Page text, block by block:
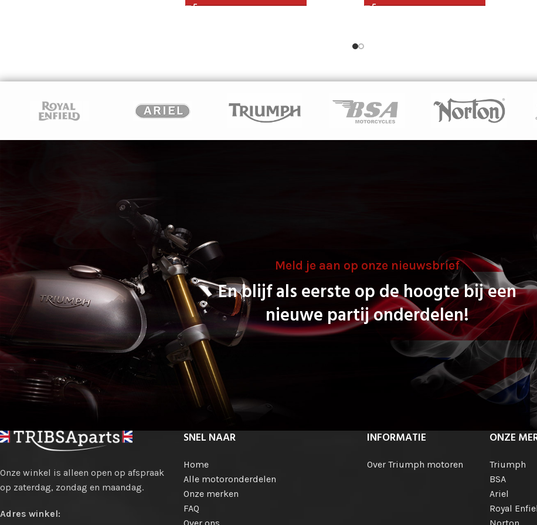
Meld je aan op onze nieuwsbrief
En blijf als eerste op de hoogte bij een
nieuwe partij onderdelen!
Onze winkel is alleen open op afspraak
op zaterdag, zondag en maandag.
Adres winkel:
SNEL NAAR
Home
Alle motoronderdelen
Onze merken
FAQ
INFORMATIE
Over Triumph motoren
ONZE
Triumph
BSA
Ariel
Royal